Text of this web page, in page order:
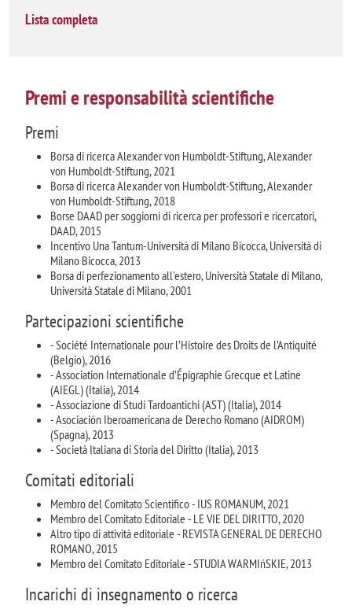
Lista completa
Premi e responsabilità scientifiche
Premi
Borsa di ricerca Alexander von Humboldt-Stiftung, Alexander
von Humboldt-Stiftung, 2021
Borsa di ricerca Alexander von Humboldt-Stiftung, Alexander
von Humboldt-Stiftung, 2018
Borse DAAD per soggiorni di ricerca per professori e ricercatori,
DAAD, 2015
Incentivo Una Tantum-Università di Milano Bicocca, Università di
Milano Bicocca, 2013
Borsa di perfezionamento all'estero, Università Statale di Milano,
Università Statale di Milano, 2001
Partecipazioni scientifiche
- Société Internationale pour l’Histoire des Droits de l’Antiquité
(Belgio), 2016
- Association Internationale d’Épigraphie Grecque et Latine
(AIEGL) (Italia), 2014
- Associazione di Studi Tardoantichi (AST) (Italia), 2014
- Asociación Iberoamericana de Derecho Romano (AIDROM)
(Spagna), 2013
- Società Italiana di Storia del Diritto (Italia), 2013
Comitati editoriali
Membro del Comitato Scientifico - IUS ROMANUM, 2021
Membro del Comitato Editoriale - LE VIE DEL DIRITTO, 2020
Altro tipo di attività editoriale - REVISTA GENERAL DE DERECHO
ROMANO, 2015
Membro del Comitato Editoriale - STUDIA WARMIńSKIE, 2013
Incarichi di insegnamento o ricerca